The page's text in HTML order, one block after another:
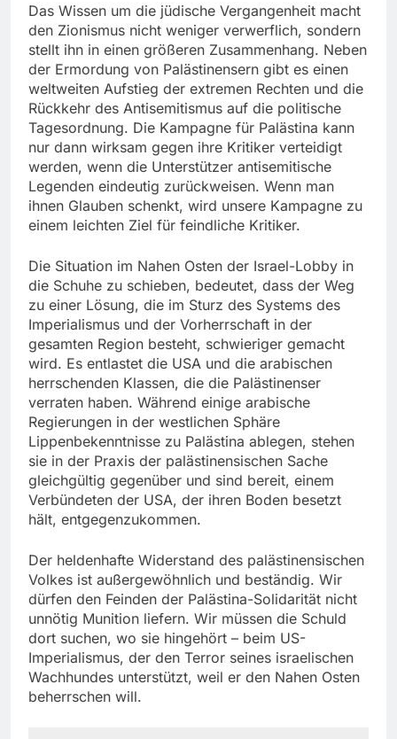
Das Wissen um die jüdische Vergangenheit macht
den Zionismus nicht weniger verwerflich, sondern
stellt ihn in einen größeren Zusammenhang. Neben
der Ermordung von Palästinensern gibt es einen
weltweiten Aufstieg der extremen Rechten und die
Rückkehr des Antisemitismus auf die politische
Tagesordnung. Die Kampagne für Palästina kann
nur dann wirksam gegen ihre Kritiker verteidigt
werden, wenn die Unterstützer antisemitische
Legenden eindeutig zurückweisen. Wenn man
ihnen Glauben schenkt, wird unsere Kampagne zu
einem leichten Ziel für feindliche Kritiker.
Die Situation im Nahen Osten der Israel-Lobby in
die Schuhe zu schieben, bedeutet, dass der Weg
zu einer Lösung, die im Sturz des Systems des
Imperialismus und der Vorherrschaft in der
gesamten Region besteht, schwieriger gemacht
wird. Es entlastet die USA und die arabischen
herrschenden Klassen, die die Palästinenser
verraten haben. Während einige arabische
Regierungen in der westlichen Sphäre
Lippenbekenntnisse zu Palästina ablegen, stehen
sie in der Praxis der palästinensischen Sache
gleichgültig gegenüber und sind bereit, einem
Verbündeten der USA, der ihren Boden besetzt
hält, entgegenzukommen.
Der heldenhafte Widerstand des palästinensischen
Volkes ist außergewöhnlich und beständig. Wir
dürfen den Feinden der Palästina-Solidarität nicht
unnötig Munition liefern. Wir müssen die Schuld
dort suchen, wo sie hingehört – beim US-
Imperialismus, der den Terror seines israelischen
Wachhundes unterstützt, weil er den Nahen Osten
beherrschen will.